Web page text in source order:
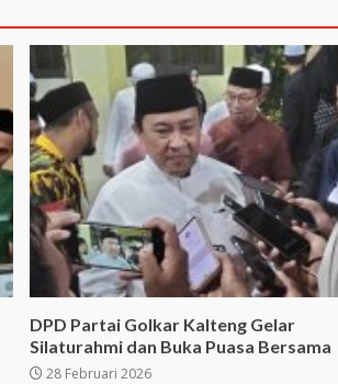
DPD Partai Golkar Kalteng Gelar
Silaturahmi dan Buka Puasa Bersama
28 Februari 2026